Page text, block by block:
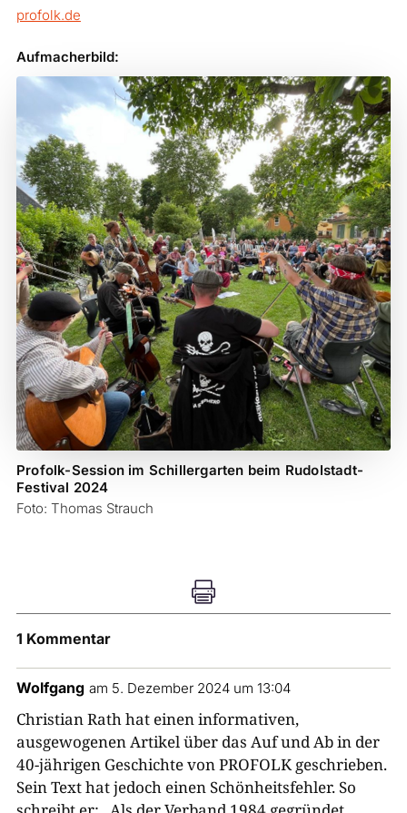
profolk.de
Aufmacherbild:
Profolk-Session im Schillergarten beim Rudolstadt-
Festival 2024
Foto: Thomas Strauch

1 Kommentar
Wolfgang am 5. Dezember 2024 um 13:04
Christian Rath hat einen informativen,
ausgewogenen Artikel über das Auf und Ab in der
40-jährigen Geschichte von PROFOLK geschrieben.
Sein Text hat jedoch einen Schönheitsfehler. So